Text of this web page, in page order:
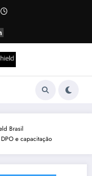
Brasil
e capacitação